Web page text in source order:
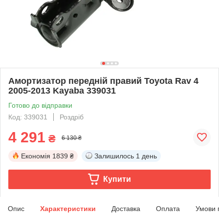
Амортизатор передній правий Toyota Rav 4
2005-2013 Kayaba 339031
Готово до відправки
Код: 339031
Роздріб
4 291 ₴ 6 130 ₴
Економія 1839 ₴ Залишилось 1 день
Купити
Опис Характеристики Доставка Оплата Умови